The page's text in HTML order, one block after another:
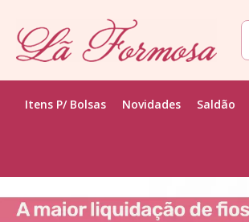
Itens P/ Bolsas Novidades Saldão